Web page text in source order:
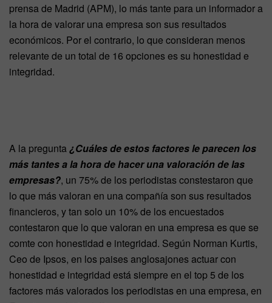
prensa de Madrid (APM), lo más tante para un informador a
la hora de valorar una empresa son sus resultados
económicos. Por el contrario, lo que consideran menos
relevante de un total de 16 opciones es su honestidad e
integridad.
A la pregunta¿Cuáles de estos factores le parecen los
más tantes a la hora de hacer una valoración de las
empresas?, un 75% de los periodistas constestaron que
lo que más valoran en una compañía son sus resultados
financieros, y tan solo un 10% de los encuestados
contestaron que lo que valoran en una empresa es que se
comte con honestidad e integridad. Según Norman Kurtis,
Ceo de Ipsos, en los paises anglosajones actuar con
honestidad e integridad está siempre en el top 5 de los
factores más valorados los periodistas en una empresa, en